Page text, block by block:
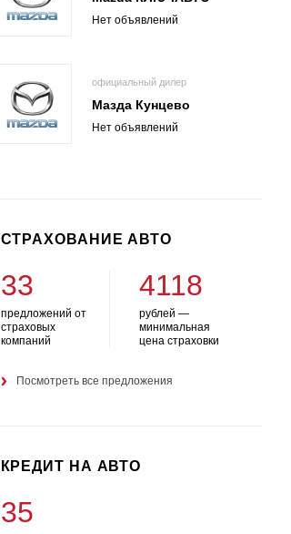
Нет объявлений
официальный дилер
Мазда Кунцево
Нет объявлений
СТРАХОВАНИЕ АВТО
33
предложений от
страховых
компаний
4118
рублей —
минимальная
цена страховки
Посмотреть все предложения
КРЕДИТ НА АВТО
35